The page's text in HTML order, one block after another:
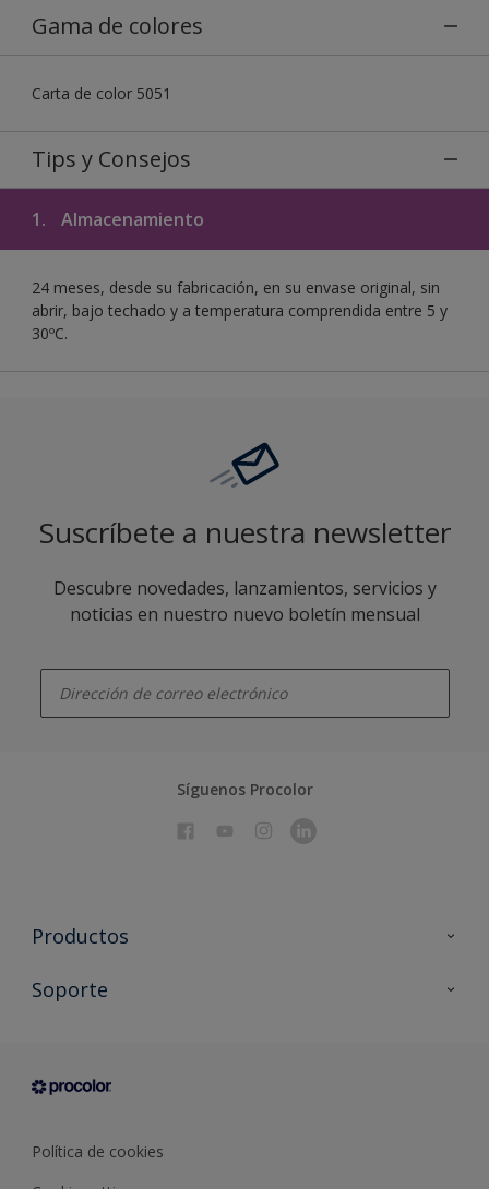
Gama de colores
Carta de color 5051
Tips y Consejos
1. Almacenamiento
24 meses, desde su fabricación, en su envase original, sin
abrir, bajo techado y a temperatura comprendida entre 5 y
30ºC.
Suscríbete a nuestra newsletter
Descubre novedades, lanzamientos, servicios y
noticias en nuestro nuevo boletín mensual
Síguenos Procolor
Productos
Todos los productos
Condiciones generales de venta
Soporte
Sobre Procolor
Política de cookies